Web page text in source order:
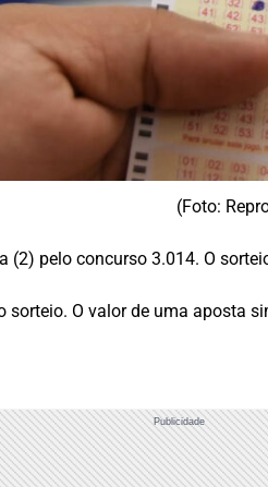
(Foto:
(2) pelo concurso 3.014. O
O valor de uma aposta
Publicidade